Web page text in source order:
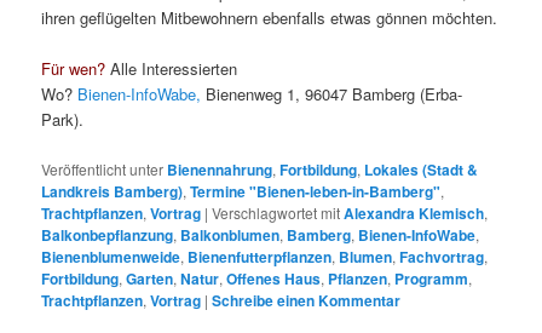
ihren geflügelten Mitbewohnern ebenfalls etwas gönnen möchten.
Für wen? Alle Interessierten
Wo? Bienen-InfoWabe, Bienenweg 1, 96047 Bamberg (Erba-
Park).
Veröffentlicht unter Bienennahrung,Fortbildung, Lokales (Stadt &
Landkreis Bamberg),Termine "Bienen-leben-in-Bamberg",
Trachtpflanzen,Vortrag |Verschlagwortet mitAlexandra Klemisch,
Balkonbepflanzung, Balkonblumen, Bamberg, Bienen-InfoWabe,
Bienenblumenweide, Bienenfutterpflanzen, Blumen,Fachvortrag,
Fortbildung,Garten,Natur,Offenes Haus, Pflanzen, Programm,
Trachtpflanzen,Vortrag |Schreibe einen Kommentar